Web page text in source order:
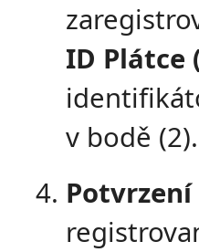
ID Plátce
v bodě (2).